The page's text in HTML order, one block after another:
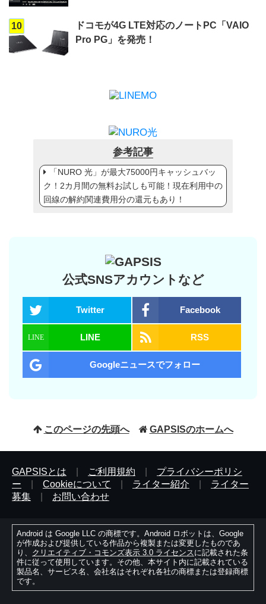
10
ドコモが4G LTE対応のノートPC「VAIO
Pro PG」を発売！
参考記事
「NURO 光」が最大75000円キャッシュバッ
ク！2カ月間の無料お試しも可能！現在利用中の
回線の解約関連費用分の還元もあり！
公式SNSアカウントなど
Twitter Facebook
LINE RSS
Googleニュースでフォロー
このページの先頭へ GAPSISのホームへ
GAPSISとは ご利用規約
プライバシーポリシ
ー
Cookieについて ライター紹介
ライター
募集
お問い合わせ
Android は Google LLC の商標です。Android ロボットは、Google
が作成および提供している作品から複製または変更したものであ
り、 クリエイティブ・コモンズ表示 3.0 ライセンスに記載された条
件に従って使用しています。その他、本サイト内に記載されている
製品名、サービス名、会社名はそれぞれ各社の商標または登録商標
です。